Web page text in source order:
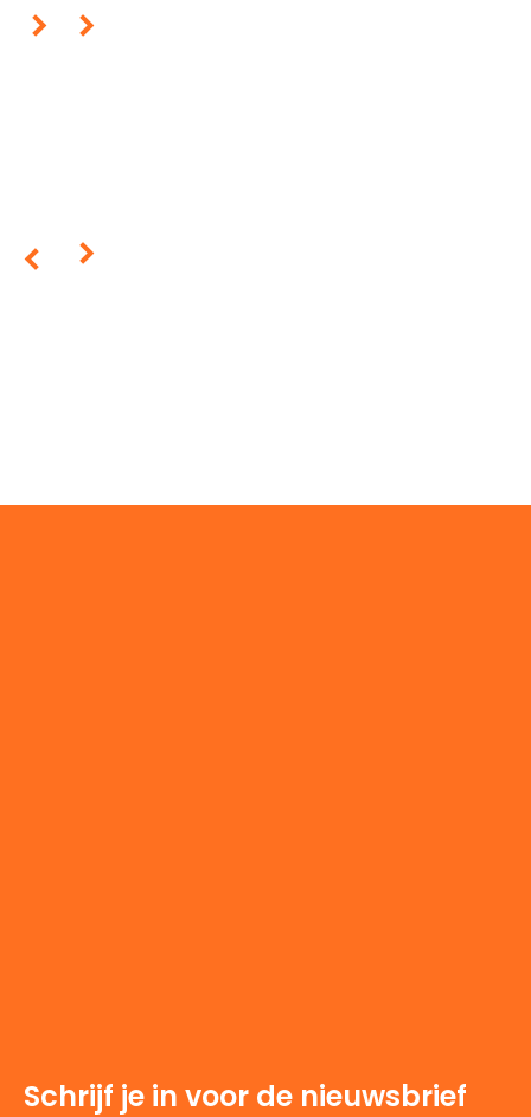
Schrijf je in voor de nieuwsbrief